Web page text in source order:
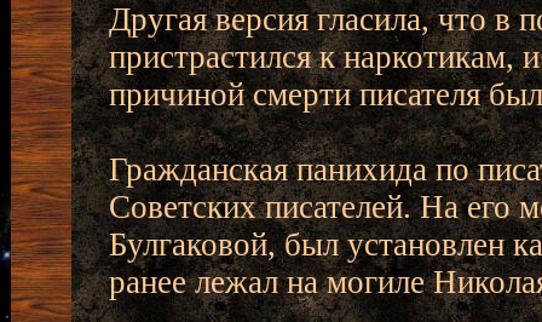
Другая версия гласила, что в
пристрастился к наркотикам,
причиной смерти писателя
Гражданская панихида по
Советских писателей. На его
Булгаковой, был установлен
ранее лежал на могиле